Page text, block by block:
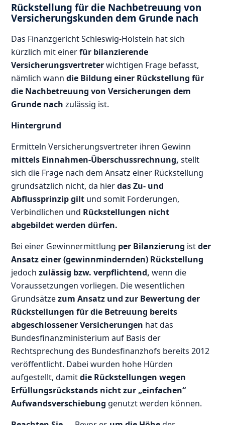
Rückstellung für die Nachbetreuung von
Versicherungskunden dem Grunde nach
Das Finanzgericht Schleswig-Holstein hat sich
kürzlich mit einerfür bilanzierende
Versicherungsvertreterwichtigen Frage befasst,
nämlich wanndie Bildung einer Rückstellung für
die Nachbetreuung von Versicherungen dem
Grunde nach zulässig ist.
Hintergrund
Ermitteln Versicherungsvertreter ihren Gewinn
mittels Einnahmen-Überschussrechnung, stellt
sich die Frage nach dem Ansatz einer Rückstellung
grundsätzlich nicht, da hierdas Zu- und
Abflussprinzip gilt und somit Forderungen,
Verbindlichen und Rückstellungen nicht
abgebildet werden dürfen.
Bei einer Gewinnermittlung per Bilanzierung istder
Ansatz einer (gewinnmindernden) Rückstellung
jedoch zulässig bzw. verpflichtend,wenn die
Voraussetzungen vorliegen. Die wesentlichen
Grundsätzezum Ansatz und zur Bewertung der
Rückstellungen für die Betreuung bereits
abgeschlossener Versicherungen hat das
Bundesfinanzministerium auf Basis der
Rechtsprechung des Bundesfinanzhofs bereits 2012
veröffentlicht. Dabei wurden hohe Hürden
aufgestellt, damitdie Rückstellungen wegen
Erfüllungsrückstands nicht zur „einfachen“
Aufwandsverschiebung genutzt werden können.